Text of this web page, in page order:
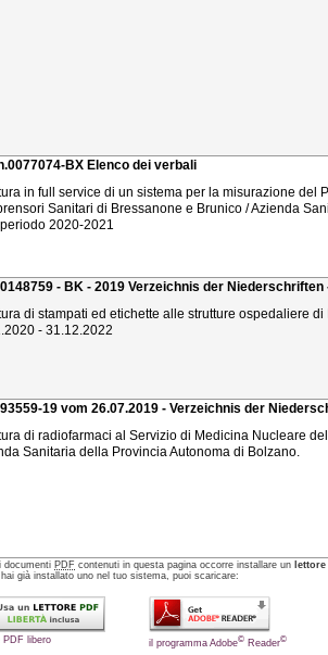
documenti PDF contenuti in questa pagina occorre installare un
già installato uno nel tuo sistema, puoi scaricare:
PDF libero il programma Adobe© Reader©
BX Elenco dei verbali
in full service di un sistema per la misurazione del
Sanitari di Bressanone e Brunico / Azienda
2020-2021
- BK - 2019 Verzeichnis der Niederschriften
di stampati ed etichette alle strutture ospedaliere
- 31.12.2022
93559-19 vom 26.07.2019 - Verzeichnis der
di radiofarmaci al Servizio di Medicina Nucleare
Sanitaria della Provincia Autonoma di Bolzano.